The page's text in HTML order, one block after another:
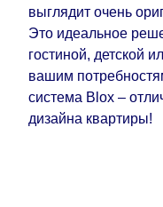
выглядит очень
Это идеальное
гостиной, детской
вашим
система Blox –
дизайна квартиры!